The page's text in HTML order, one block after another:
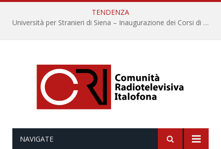
TENDENZA
Università per Stranieri di Siena – Inaugurazione dei Corsi di Lingua e Cultura Italiana, 109a annata
NAVIGATE